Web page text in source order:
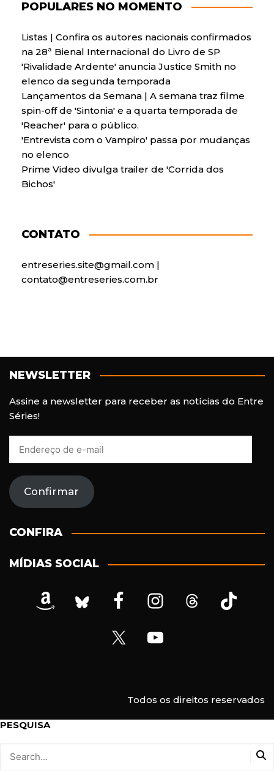
POPULARES NO MOMENTO
Listas | Confira os autores nacionais confirmados
na 28ª Bienal Internacional do Livro de SP
'Rivalidade Ardente' anuncia Justice Smith no
elenco da segunda temporada
Lançamentos da Semana | A semana traz filme
spin-off de 'Sintonia' e a quarta temporada de
'Reacher' para o público.
'Entrevista com o Vampiro' passa por mudanças
no elenco
Prime Video divulga trailer de 'Corrida dos
Bichos'
CONTATO
entreseries.site@gmail.com |
contato@entreseries.com.br
NEWSLETTER
Assine a newsletter para receber as notícias do Entre
Séries!
e
r
ç
d
Confirmar
CONFIRA
MÍDIAS SOCIAL
Todos os direitos reservados
PESQUISA